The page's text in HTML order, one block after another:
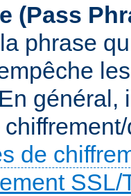
(Pass
phrase
général,
de
SSL/